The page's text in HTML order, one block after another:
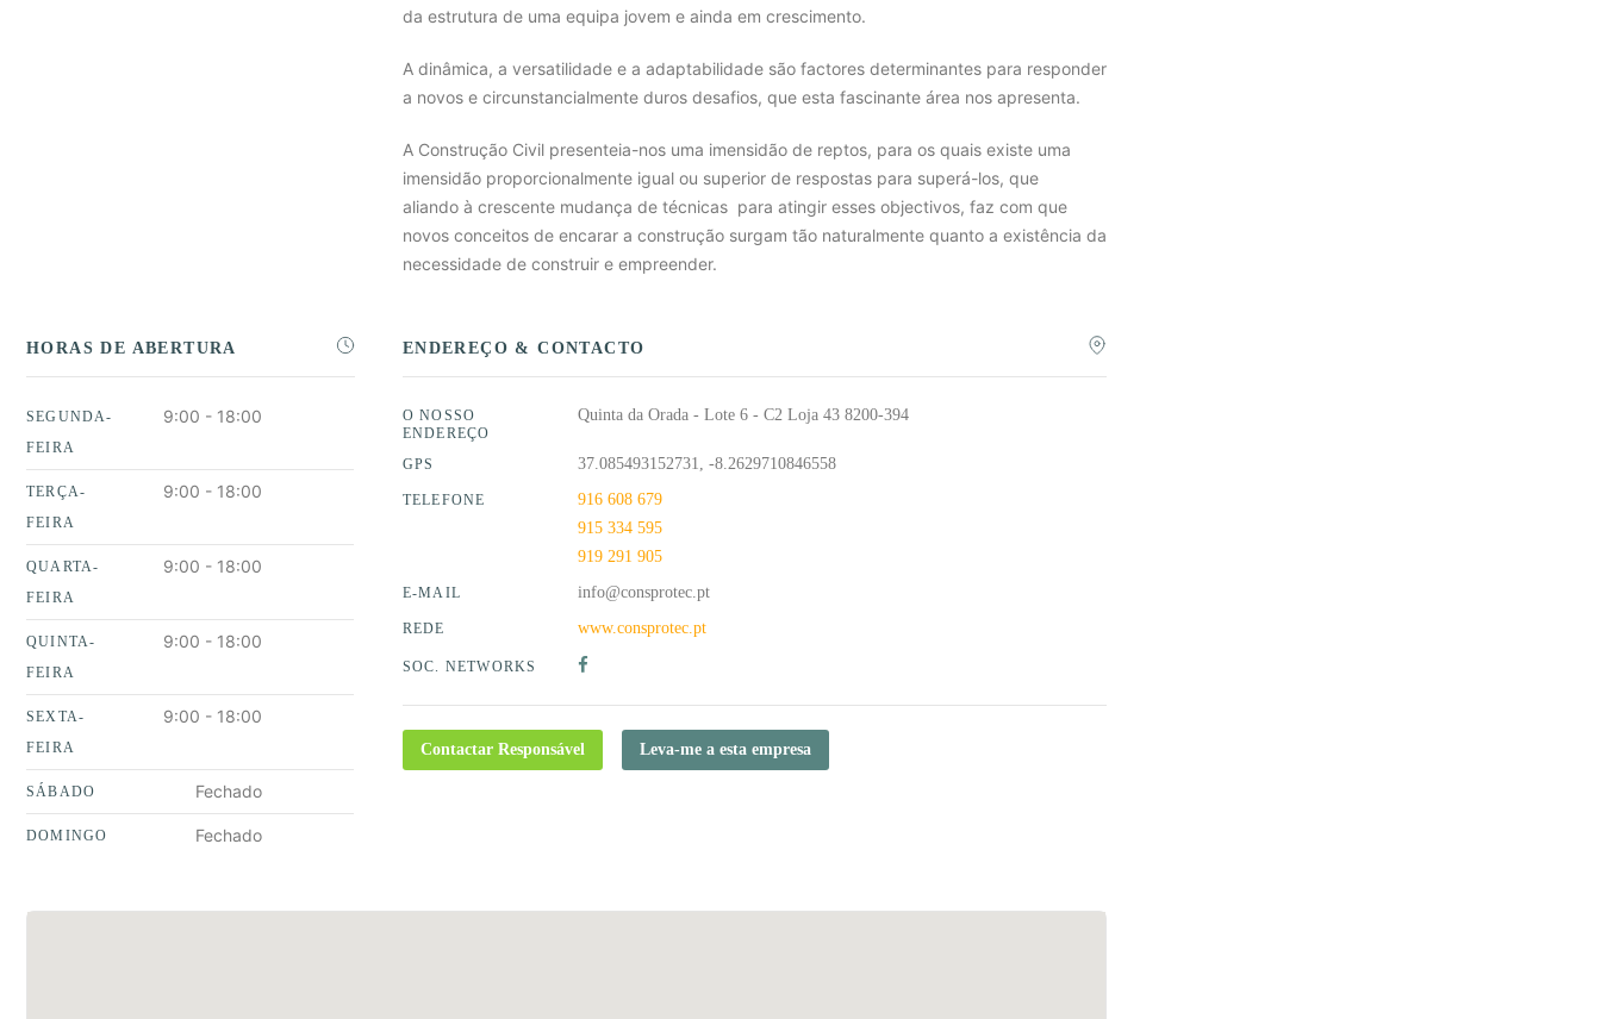
da estrutura de uma equipa jovem e ainda em crescimento.
A dinâmica, a versatilidade e a adaptabilidade são factores determinantes para responder
a novos e circunstancialmente duros desafios, que esta fascinante área nos apresenta.
A Construção Civil presenteia-nos uma imensidão de reptos, para os quais existe uma
imensidão proporcionalmente igual ou superior de respostas para superá-los, que
aliando à crescente mudança de técnicas para atingir esses objectivos, faz com que
novos conceitos de encarar a construção surgam tão naturalmente quanto a existência da
necessidade de construir e empreender.
HORAS DE ABERTURA
SEGUNDA-
FEIRA
9:00 - 18:00
TERÇA-
FEIRA
9:00 - 18:00
QUARTA-
FEIRA
9:00 - 18:00
QUINTA-
FEIRA
9:00 - 18:00
SEXTA-
FEIRA
9:00 - 18:00
SÁBADO Fechado
DOMINGO Fechado
ENDEREÇO & CONTACTO
O NOSSO
ENDEREÇO
Quinta da Orada - Lote 6 - C2 Loja 43 8200-394
GPS 37.085493152731, -8.2629710846558
TELEFONE
916 608 679
915 334 595
919 291 905
E-MAIL info@consprotec.pt
REDE www.consprotec.pt
SOC. NETWORKS
Contactar Responsável Leva-me a esta empresa